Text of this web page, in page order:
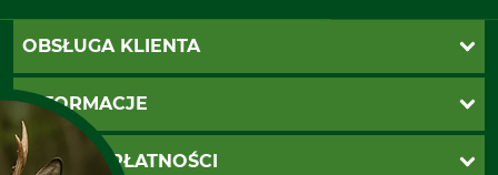
OBSŁUGA KLIENTA
Katalogi Grube
Twoje konto
Ustawienia plików cookie
INFORMACJE
Koszty dostawy
METODY PŁATNOŚCI